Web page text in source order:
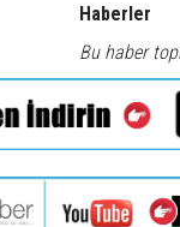
Haberler
Bu haber